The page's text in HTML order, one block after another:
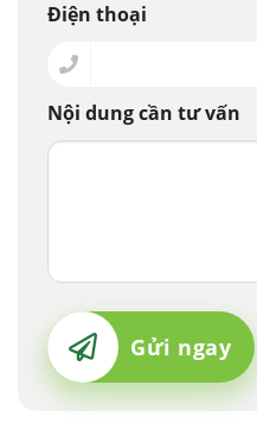
Nội dung cần tư vấn
Điện thoại
Gửi ngay